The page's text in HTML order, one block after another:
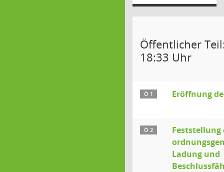
Öffentlicher
18:33 Uhr
Ö 1 Eröffnung
Ö 2
Feststellung
Ladung und